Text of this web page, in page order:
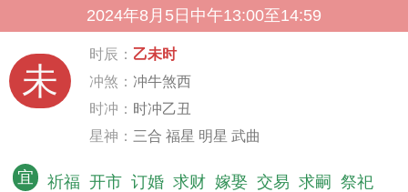
2024年8月5日中午13:00至14:59
未
时辰： 乙未时
冲煞： 冲牛煞西
时冲： 时冲乙丑
星神： 三合 福星 明星 武曲
宜 祈福 开市 订婚 求财 嫁娶 交易 求嗣 祭祀